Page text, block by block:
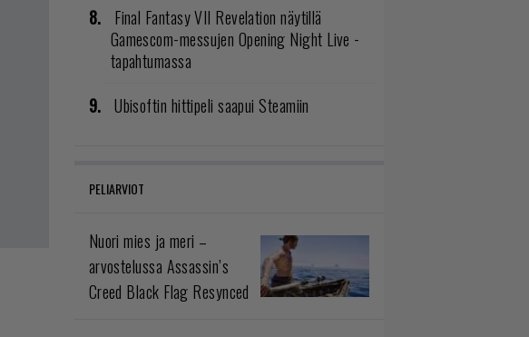
Final Fantasy VII Revelation näytillä
Gamescom-messujen Opening Night Live -
tapahtumassa
Ubisoftin hittipeli saapui Steamiin
PELIARVIOT
Nuori mies ja meri –
arvostelussa Assassin’s
Creed Black Flag Resynced